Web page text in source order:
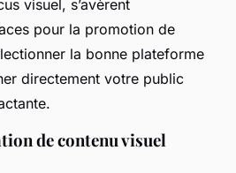
visuel, s’avèrent
pour la promotion de
la bonne plateforme
directement votre public
de contenu visuel